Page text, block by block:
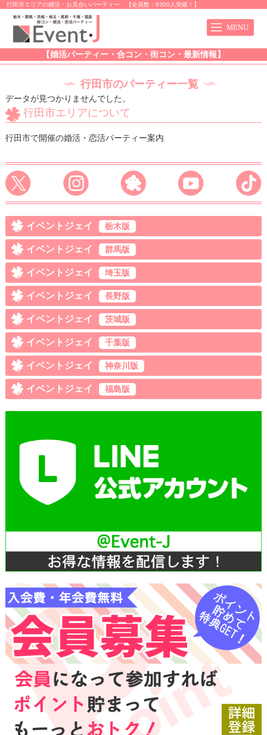
行田市エリアの婚活・お見合いパーティー 【会員数：6300人突破！】
【婚活パーティー・合コン・街コン・最新情報】
行田市のパーティー一覧
データが見つかりませんでした。
行田市エリアについて
行田市で開催の婚活・恋活パーティー案内
イベントジェイ 栃木版
イベントジェイ 群馬版
イベントジェイ 埼玉版
イベントジェイ 長野版
イベントジェイ 茨城版
イベントジェイ 千葉版
イベントジェイ 神奈川版
イベントジェイ 福島版